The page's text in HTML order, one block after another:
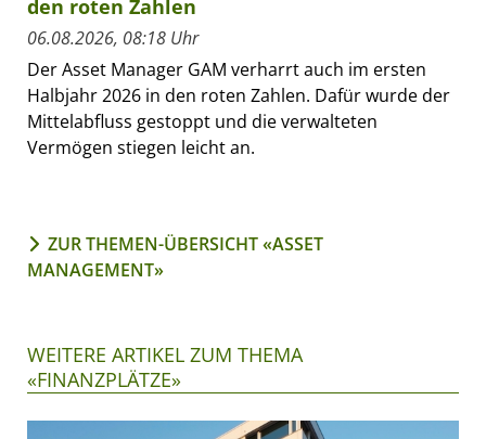
den roten Zahlen
06.08.2026, 08:18 Uhr
Der Asset Manager GAM verharrt auch im ersten
Halbjahr 2026 in den roten Zahlen. Dafür wurde der
Mittelabfluss gestoppt und die verwalteten
Vermögen stiegen leicht an.
ZUR THEMEN-ÜBERSICHT «ASSET
MANAGEMENT»
WEITERE ARTIKEL ZUM THEMA
«FINANZPLÄTZE»